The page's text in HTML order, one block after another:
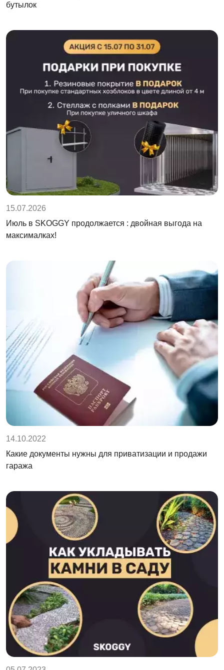
бутылок
15.07.2026
Июль в SKOGGY продолжается : двойная выгода на
максималках!
14.10.2022
Какие документы нужны для приватизации и продажи
гаража